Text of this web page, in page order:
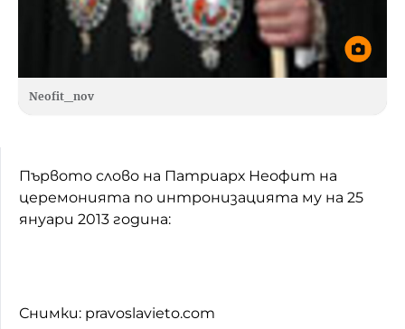
Neofit_nov
Първото слово на Патриарх Неофит на
церемонията по интронизацията му на 25
януари 2013 година:
Снимки: pravoslavieto.com